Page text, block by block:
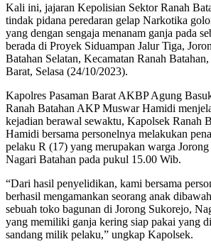
Kali ini, jajaran Kepolisian Sektor Ranah
tindak pidana peredaran gelap Narkotika
yang dengan sengaja menanam ganja pada
berada di Proyek Siduampan Jalur Tiga,
Batahan Selatan, Kecamatan Ranah
Barat, Selasa (24/10/2023).
Kapolres Pasaman Barat AKBP Agung
Ranah Batahan AKP Muswar Hamidi
kejadian berawal sewaktu, Kapolsek Ranah
Hamidi bersama personelnya melakukan
pelaku R (17) yang merupakan warga
Nagari Batahan pada pukul 15.00 Wib.
“Dari hasil penyelidikan, kami bersama
berhasil mengamankan seorang anak
sebuah toko bagunan di Jorong Sukorejo,
yang memiliki ganja kering siap pakai yang
sandang milik pelaku,” ungkap Kapolsek.